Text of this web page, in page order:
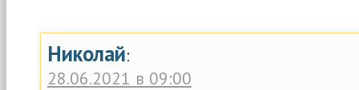
Николай:
28.06.2021 в 09:00